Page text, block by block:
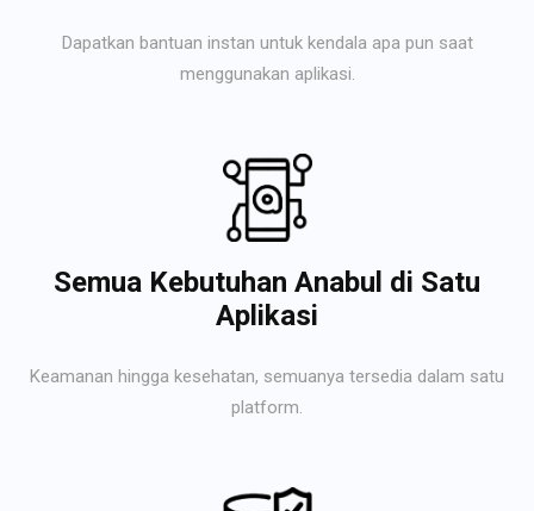
Dapatkan bantuan instan untuk kendala apa pun saat
menggunakan aplikasi.
Semua Kebutuhan Anabul di Satu
Aplikasi
Keamanan hingga kesehatan, semuanya tersedia dalam satu
platform.